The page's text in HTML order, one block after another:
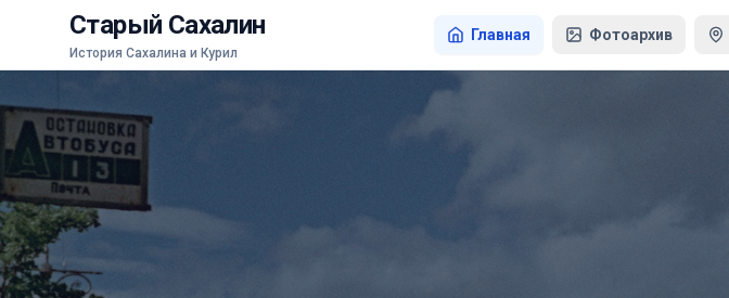
Старый Сахалин
История Сахалина и Курил
Главная Фотоархив